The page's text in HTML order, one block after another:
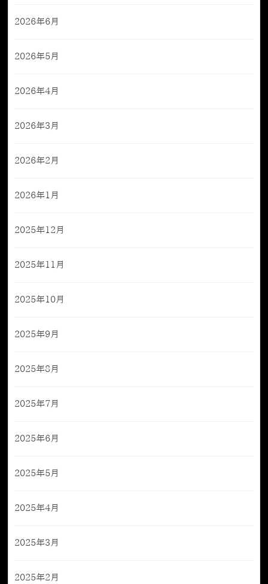
2026年6月
2026年5月
2026年4月
2026年3月
2026年2月
2026年1月
2025年12月
2025年11月
2025年10月
2025年9月
2025年8月
2025年7月
2025年6月
2025年5月
2025年4月
2025年3月
2025年2月